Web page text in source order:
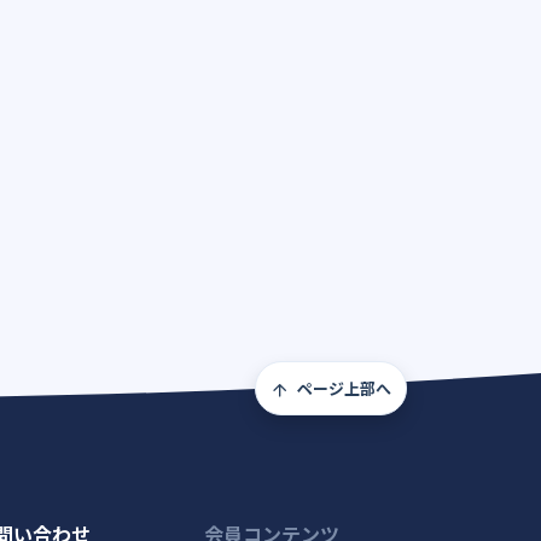
ページ上部へ
い合わせ 会員コンテンツ